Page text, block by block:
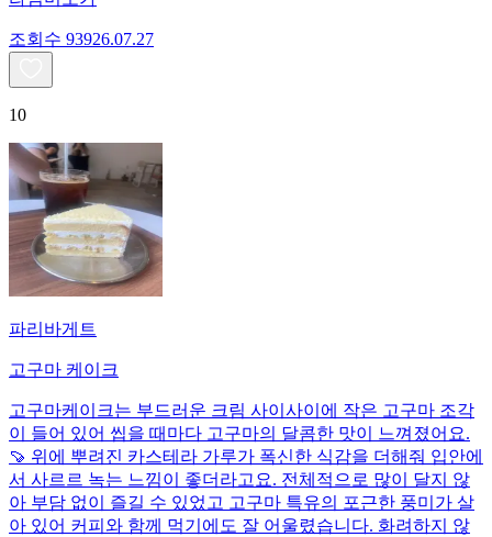
조회수 93926.07.27
10
파리바게트
고구마 케이크
고구마케이크는 부드러운 크림 사이사이에 작은 고구마 조각
이 들어 있어 씹을 때마다 고구마의 달콤한 맛이 느껴졌어요.
🍠 위에 뿌려진 카스테라 가루가 폭신한 식감을 더해줘 입안에
서 사르르 녹는 느낌이 좋더라고요. 전체적으로 많이 달지 않
아 부담 없이 즐길 수 있었고 고구마 특유의 포근한 풍미가 살
아 있어 커피와 함께 먹기에도 잘 어울렸습니다. 화려하지 않